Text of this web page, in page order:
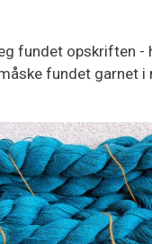
fundet opskriften -
fundet garnet i